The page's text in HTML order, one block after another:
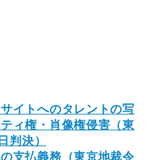
イトへのタレントの写
ィ権・肖像権侵害（東
判決）
支払義務（東京地裁令